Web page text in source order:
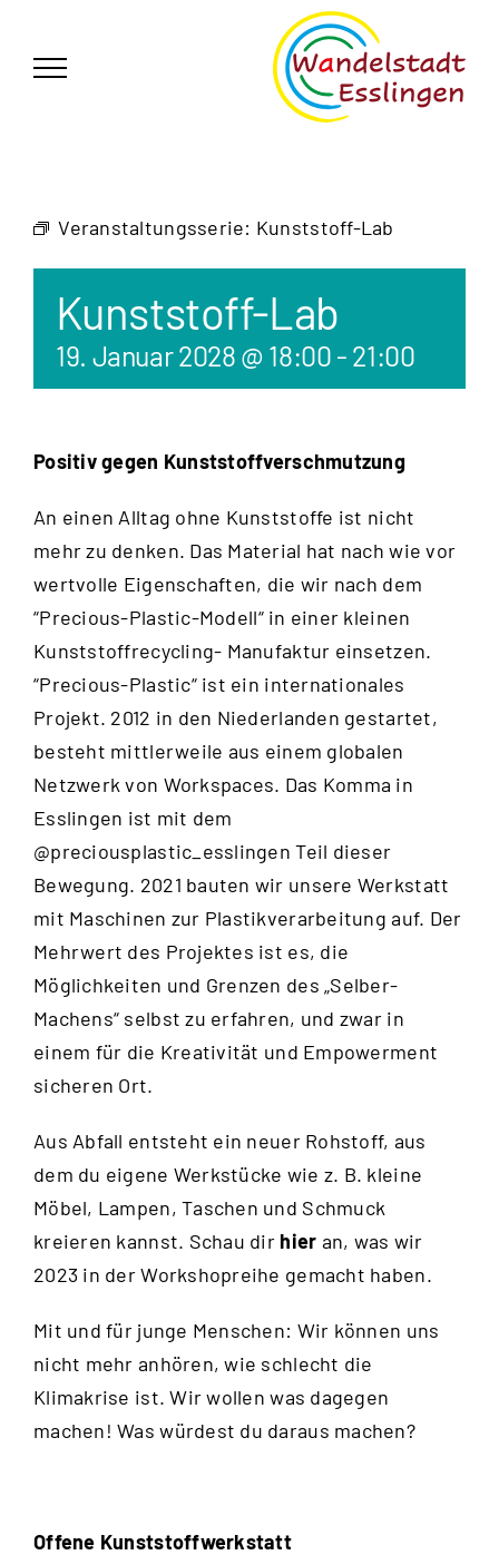
springen
Veranstaltungsserie: Kunststoff-Lab
Kunststoff-Lab
19. Januar 2028 @ 18:00 - 21:00
Positiv gegen Kunststoffverschmutzung
An einen Alltag ohne Kunststoffe ist nicht
mehr zu denken. Das Material hat nach wie vor
wertvolle Eigenschaften, die wir nach dem
“Precious-Plastic-Modell“ in einer kleinen
Kunststoffrecycling- Manufaktur einsetzen.
“Precious-Plastic“ ist ein internationales
Projekt. 2012 in den Niederlanden gestartet,
besteht mittlerweile aus einem globalen
Netzwerk von Workspaces. Das Komma in
Esslingen ist mit dem
@preciousplastic_esslingen Teil dieser
Bewegung. 2021 bauten wir unsere Werkstatt
mit Maschinen zur Plastikverarbeitung auf. Der
Mehrwert des Projektes ist es, die
Möglichkeiten und Grenzen des „Selber-
Machens“ selbst zu erfahren, und zwar in
einem für die Kreativität und Empowerment
sicheren Ort.
Aus Abfall entsteht ein neuer Rohstoff, aus
dem du eigene Werkstücke wie z. B. kleine
Möbel, Lampen, Taschen und Schmuck
kreieren kannst. Schau dir hier an, was wir
2023 in der Workshopreihe gemacht haben.
Mit und für junge Menschen: Wir können uns
nicht mehr anhören, wie schlecht die
Klimakrise ist. Wir wollen was dagegen
machen! Was würdest du daraus machen?
Offene Kunststoffwerkstatt